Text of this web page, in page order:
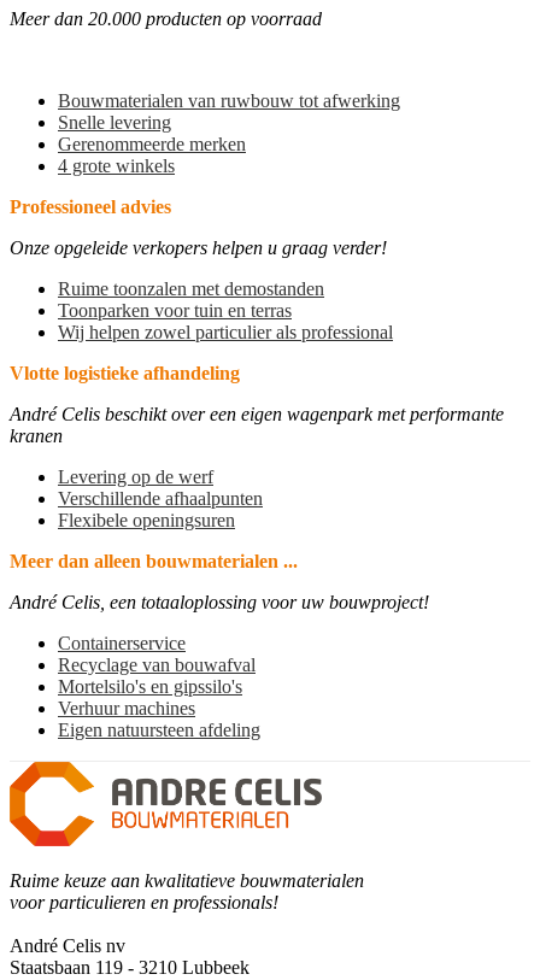
Meer dan 20.000 producten op voorraad
Bouwmaterialen van ruwbouw tot afwerking
Snelle levering
Gerenommeerde merken
4 grote winkels
Professioneel advies
Onze opgeleide verkopers helpen u graag verder!
Ruime toonzalen met demostanden
Toonparken voor tuin en terras
Wij helpen zowel particulier als professional
Vlotte logistieke afhandeling
André Celis beschikt over een eigen wagenpark met performante
kranen
Levering op de werf
Verschillende afhaalpunten
Flexibele openingsuren
Meer dan alleen bouwmaterialen ...
André Celis, een totaaloplossing voor uw bouwproject!
Containerservice
Recyclage van bouwafval
Mortelsilo's en gipssilo's
Verhuur machines
Eigen natuursteen afdeling
Ruime keuze aan kwalitatieve bouwmaterialen
voor particulieren en professionals!
André Celis nv
Staatsbaan 119 - 3210 Lubbeek